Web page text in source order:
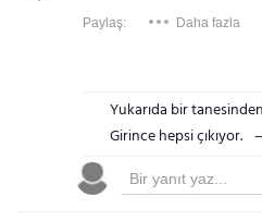
Paylaş: Daha fazla
Yukarıda bir
Girince hepsi çıkıyor.